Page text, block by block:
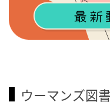
ウーマンズ図